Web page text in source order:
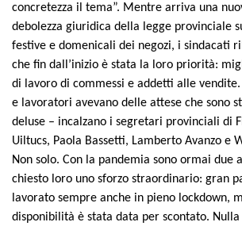
concretezza il tema”. Mentre arriva una
debolezza giuridica della legge provinciale
festive e domenicali dei negozi, i sindacati
che fin dall’inizio è stata la loro priorità:
di lavoro di commessi e addetti alle
e lavoratori avevano delle attese che sono
deluse – incalzano i segretari provinciali di
Uiltucs, Paola Bassetti, Lamberto Avanzo e
Non solo. Con la pandemia sono ormai due
chiesto loro uno sforzo straordinario: gran
lavorato sempre anche in pieno lockdown,
disponibilità è stata data per scontato. Nulla